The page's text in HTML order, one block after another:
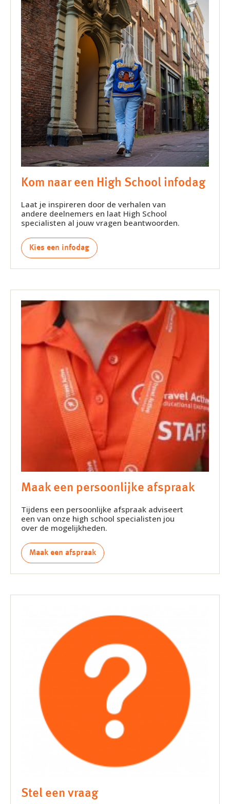
Kom naar een High School infodag
Laat je inspireren door de verhalen van
andere deelnemers en laat High School
specialisten al jouw vragen beantwoorden.
Kies een infodag
Maak een persoonlijke afspraak
Tijdens een persoonlijke afspraak adviseert
een van onze high school specialisten jou
over de mogelijkheden.
Maak een afspraak
Stel een vraag